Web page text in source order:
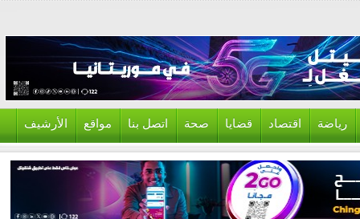
اقتصاد قضايا صحة اتصل بنا مواقع الأرشيف